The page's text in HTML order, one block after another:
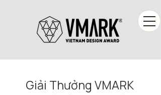
Giải Thưởng VMARK